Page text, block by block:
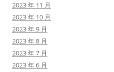
2023 年 11 月
2023 年 10 月
2023 年 9 月
2023 年 8 月
2023 年 7 月
2023 年 6 月